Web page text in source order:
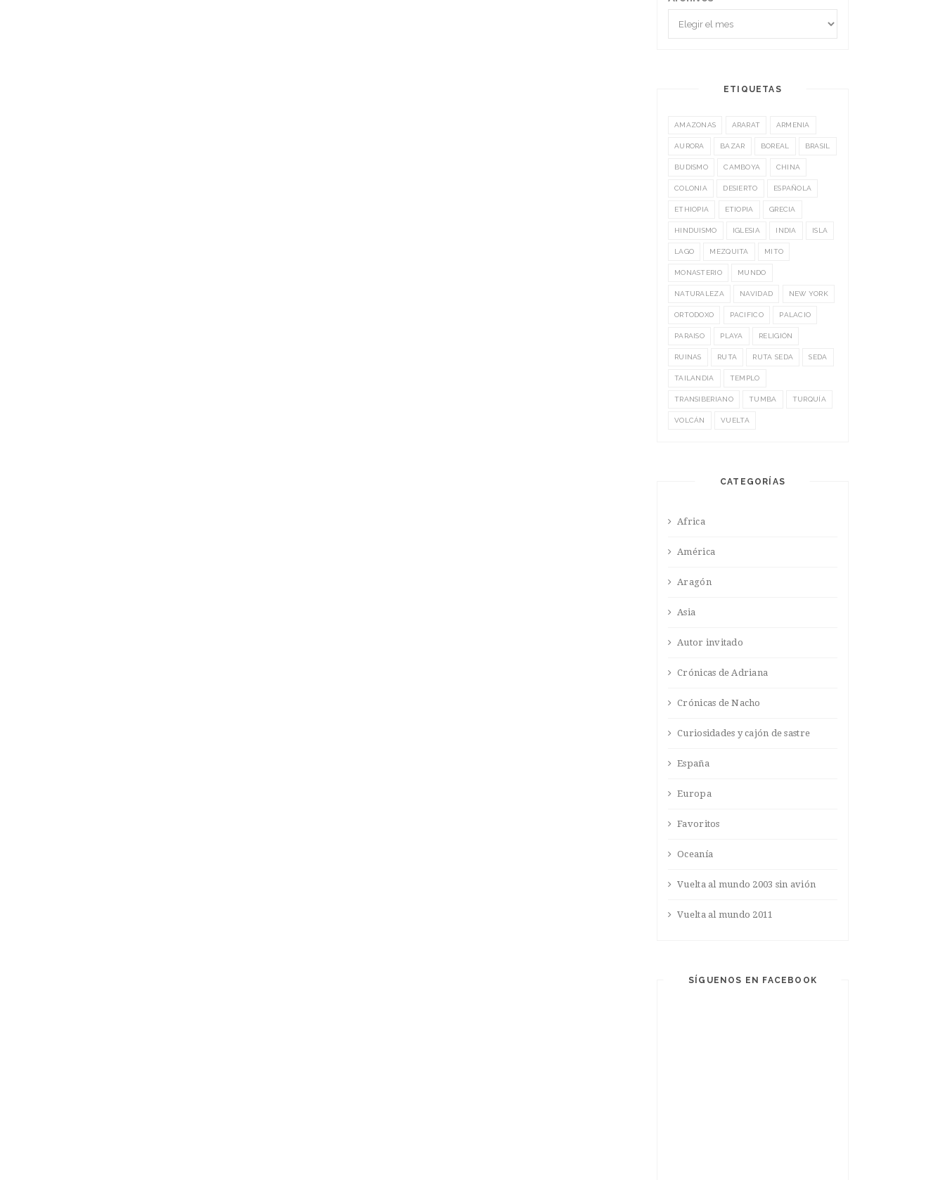
ETIQUETAS
AMAZONAS ARARAT ARMENIA
AURORA BAZAR BOREAL BRASIL
BUDISMO CAMBOYA CHINA
COLONIA DESIERTO ESPAÑOLA
ETHIOPIA ETIOPIA GRECIA
HINDUISMO IGLESIA INDIA ISLA
LAGO MEZQUITA MITO
MONASTERIO MUNDO
NATURALEZA NAVIDAD NEW YORK
ORTODOXO PACIFICO PALACIO
PARAISO PLAYA RELIGIÓN
RUINAS RUTA RUTA SEDA SEDA
TAILANDIA TEMPLO
TRANSIBERIANO TUMBA TURQUÍA
VOLCÁN VUELTA
CATEGORÍAS
Africa
América
Aragón
Asia
Autor invitado
Crónicas de Adriana
Crónicas de Nacho
Curiosidades y cajón de sastre
España
Europa
Favoritos
Oceanía
Vuelta al mundo 2003 sin avión
Vuelta al mundo 2011
SÍGUENOS EN FACEBOOK